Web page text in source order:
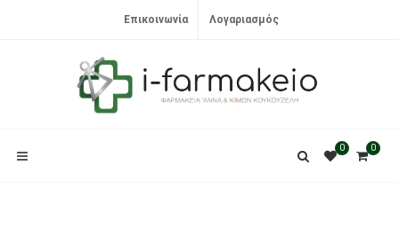
Επικοινωνία Λογαριασμός
0
0